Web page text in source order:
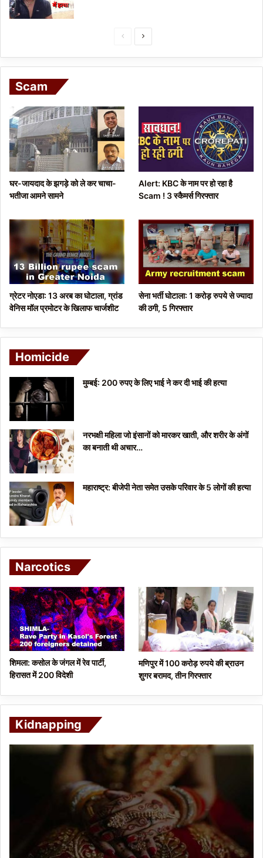
e
u
p
e
x
g
e
Scam
घर-जायदाद के झगड़े को ले कर चाचा-
भतीजा आमने सामने
Alert: KBC के नाम पर हो रहा है
Scam ! 3 स्कैमर्स गिरफ्तार
ग्रेटर नोएडा: 13 अरब का घोटाला, ग्रांड
वेनिस मॉल प्रमोटर के खिलाफ चार्जशीट
सेना भर्ती घोटाला: 1 करोड़ रुपये से ज्यादा
की ठगी, 5 गिरफ्तार
Homicide
मुम्बई: 200 रुपए के लिए भाई ने कर दी भाई की हत्या
नरभक्षी महिला जो इंसानों को मारकर खाती, और शरीर के अंगों
का बनाती थी अचार…
महाराष्ट्र: बीजेपी नेता समेत उसके परिवार के 5 लोगों की हत्या
Narcotics
शिमला: कसोल के जंगल में रेव पार्टी,
हिरासत में 200 विदेशी
मणिपुर में 100 करोड़ रुपये की ब्राउन
शुगर बरामद, तीन गिरफ्तार
Kidnapping